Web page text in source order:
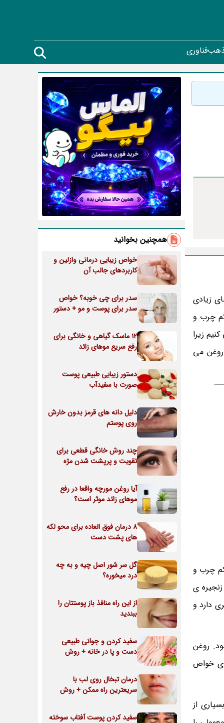
فناوری
زیادی
کم چرب و
زیرا
روغن می
چرب و
ی
دارد و
روغن
خواص
از
همچنین بخوانید
خواص زیبایی درمانی وازلین و
کاربردهای جالب آن
سدر برای چی خوبه؟ خواص
سدر برای پوست و مو + دستور
12 ماسک گیاهی و خانگی برای
رفع سریع موهای زائد
دستور زیبایی طبیعی پوست
صورت با سفیدآب
دلیل دانه های قرمز بدون خارش
روی پوستم
چند روش خانگی قطعی برای
تقویت و پرپشت شدن مژه
آیا روغن مورچه واقعا در رفع
موهای زائد موثر است؟
8 درمان فوق العاده برای محو لکه
های پشت دست
گل سر شور اصل چیه و به چه
درد میخوره؟
از این راه منافذ باز پوستتان را
ببندید
سفید کردن و جوانی طبیعی
دست و پا در خانه + روش
درمان تبخال روی لب با
سریعترین راه ممکن + روش
سفید کردن پوست آفتاب سوخته